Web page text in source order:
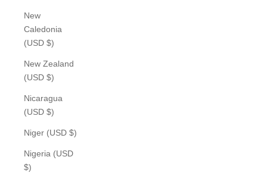
New
Caledonia
(USD $)
New Zealand
(USD $)
Nicaragua
(USD $)
Niger (USD $)
Nigeria (USD
$)